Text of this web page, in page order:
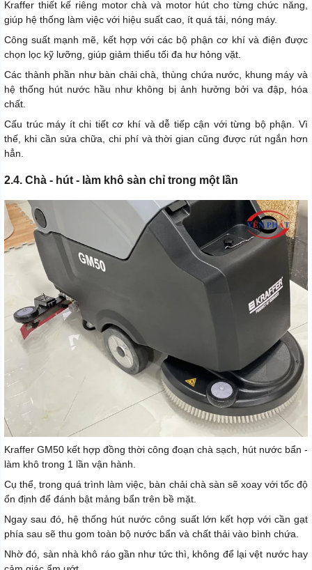
Kraffer thiết kế riêng motor chà và motor hút cho từng chức năng,
giúp hệ thống làm việc với hiệu suất cao, ít quá tải, nóng máy.
Công suất mạnh mẽ, kết hợp với các bộ phận cơ khí và điện được
chọn lọc kỹ lưỡng, giúp giảm thiểu tối đa hư hỏng vặt.
Các thành phần như bàn chải chà, thùng chứa nước, khung máy và
hệ thống hút nước hầu như không bị ảnh hưởng bởi va đập, hóa
chất.
Cấu trúc máy ít chi tiết cơ khí và dễ tiếp cận với từng bộ phận. Vì
thế, khi cần sửa chữa, chi phí và thời gian cũng được rút ngắn hơn
hẳn.
2.4. Chà - hút - làm khô sàn chỉ trong một lần
Kraffer GM50 kết hợp đồng thời công đoạn chà sạch, hút nước bẩn -
làm khô trong 1 lần vận hành.
Cụ thể, trong quá trình làm việc, bàn chải chà sàn sẽ xoay với tốc độ
ổn định để đánh bật mảng bẩn trên bề mặt.
Ngay sau đó, hệ thống hút nước công suất lớn kết hợp với cần gạt
phía sau sẽ thu gom toàn bộ nước bẩn và chất thải vào bình chứa.
Nhờ đó, sàn nhà khô ráo gần như tức thì, không để lại vệt nước hay